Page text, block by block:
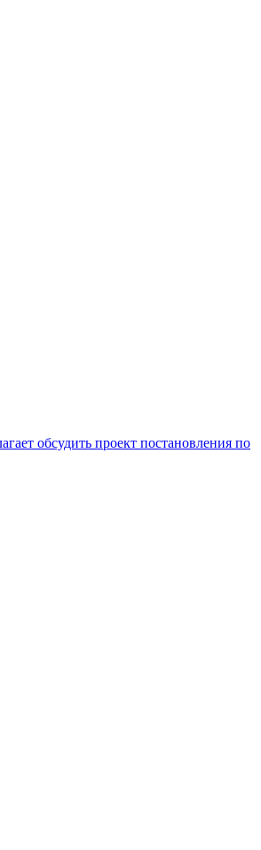
обсудить проект постановления по